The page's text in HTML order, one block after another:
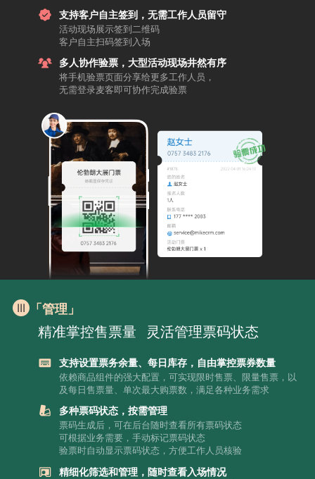
支持客户自主签到，无需工作人员留守
活动现场展示签到二维码
客户自主扫码签到入场
多人协作验票，大型活动现场井然有序
将手机验票页面分享给更多工作人员，
无需登录麦客即可协作完成验票
「管理」
精准掌控售票量 灵活管理票码状态
支持设置票务余量、每日库存，自由掌控票券数量
依赖商品组件的强大配置，可实现限时售票、限量售票，以
及每日售票量、单次最大购票数，满足各种业务需求
多种票码状态，按需管理
票码生成后，可在后台随时查看所有票码状态
可根据业务需要，手动标记票码状态
验票时自动显示票码状态，方便工作人员核验
精细化筛选和管理，随时查看入场情况